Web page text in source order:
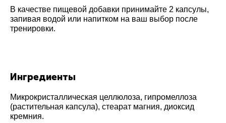
В качестве пищевой добавки принимайте 2 капсулы,
запивая водой или напитком на ваш выбор после
тренировки.
Ингредиенты
Микрокристаллическая целлюлоза, гипромеллоза
(растительная капсула), стеарат магния, диоксид
кремния.